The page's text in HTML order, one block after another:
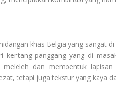
khas Belgia yang sangat
kentang panggang yang di
dan membentuk
tetapi juga tekstur yang kaya